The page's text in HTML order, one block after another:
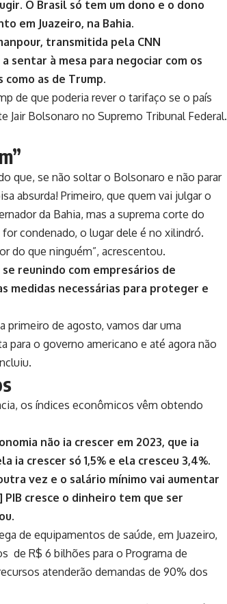
O Brasil só tem um dono e o dono
em Juazeiro, na Bahia.
transmitida pela CNN
sentar à mesa para negociar com os
como as de Trump.
de que poderia rever o tarifaço se o país
Bolsonaro no Supremo Tribunal Federal.
que, se não soltar o Bolsonaro e não parar
absurda! Primeiro, que quem vai julgar o
da Bahia, mas a suprema corte do
condenado, o lugar dele é no xilindró.
do que ninguém”, acrescentou.
reunindo com empresários de
medidas necessárias para proteger e
primeiro de agosto, vamos dar uma
para o governo americano e até agora não
os índices econômicos vêm obtendo
não ia crescer em 2023, que ia
ia crescer só 1,5% e ela cresceu 3,4%.
vez e o salário mínimo vai aumentar
cresce o dinheiro tem que ser
de equipamentos de saúde, em Juazeiro,
de R$ 6 bilhões para o Programa de
atenderão demandas de 90% dos